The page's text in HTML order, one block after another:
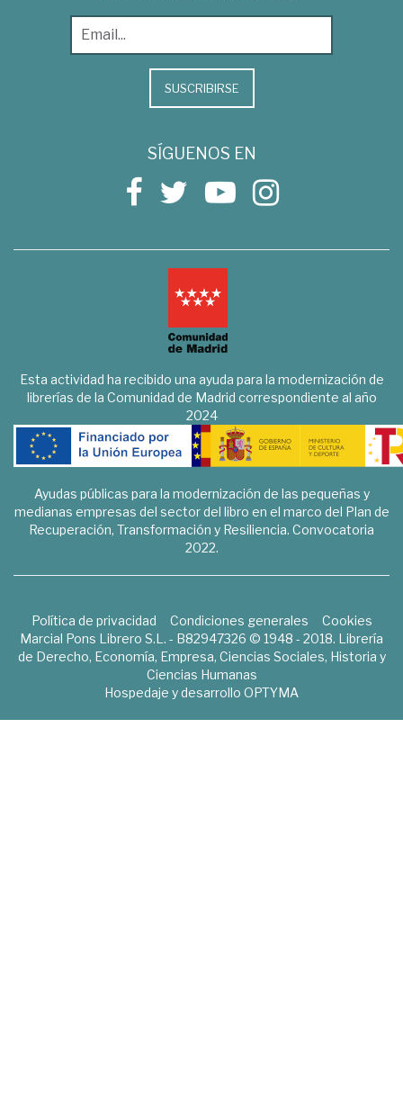
SUSCRIBIRSE
SÍGUENOS EN
Esta actividad ha recibido una ayuda para la modernización de
librerías de la Comunidad de Madrid correspondiente al año
2024
Ayudas públicas para la modernización de las pequeñas y
medianas empresas del sector del libro en el marco del Plan de
Recuperación, Transformación y Resiliencia. Convocatoria
2022.
Política de privacidad Condiciones generales
Cookies
Marcial Pons Librero S.L. - B82947326 © 1948 - 2018. Librería
de Derecho, Economía, Empresa, Ciencias Sociales, Historia y
Ciencias Humanas
Hospedaje y desarrollo OPTYMA